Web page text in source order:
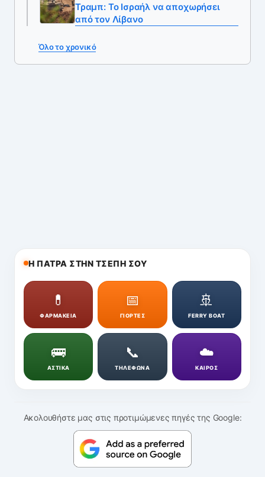
Τραμπ: Το Ισραήλ να αποχωρήσει
από τον Λίβανο
Όλο το χρονικό
Η ΠΑΤΡΑ ΣΤΗΝ ΤΣΕΠΗ ΣΟΥ
💊
ΦΑΡΜΑΚΕΙΑ
📅
ΓΙΟΡΤΕΣ
🚢
FERRY BOAT
🚌
ΑΣΤΙΚΑ
📞
ΤΗΛΕΦΩΝΑ
☁️
ΚΑΙΡΟΣ
Ακολουθήστε μας στις προτιμώμενες πηγές της Google: